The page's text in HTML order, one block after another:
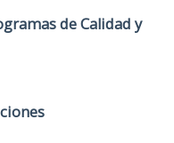
de Calidad y